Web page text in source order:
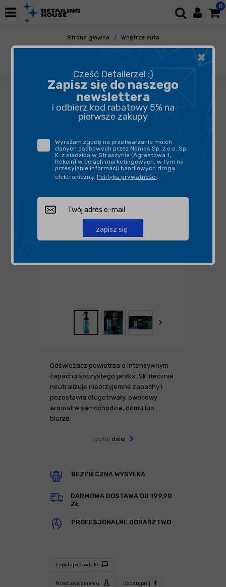
0
Strona główna
Wnętrze auta
Odświeżacze Powietrza
Dyfuzory i Zawieszki
Odświeżacz powietrza o intensywnym
zapachu soczystego jabłka. Skutecznie
neutralizuje nieprzyjemne zapachy i
pozostawia długotrwały, owocowy
aromat w samochodzie, domu lub
biurze.
czytaj dalej
BEZPIECZNA WYSYŁKA
DARMOWA DOSTAWA OD 199,90
ZŁ
PROFESJONALNE DORADZTWO
Zapytaj o produkt
Poleć znajomemu Udostępnij
×
Cześć Detailerze! :)
Zapisz się do naszego
newslettera
i odbierz kod rabatowy 5% na
pierwsze zakupy
Wyrażam zgodę na przetwarzanie moich
danych osobowych przez Nomos Sp. z o.o. Sp.
K. z siedzibą w Straszynie (Agrestowa 1,
Rekcin) w celach marketingowych, w tym na
przesyłanie informacji handlowych drogą
elektroniczną. Polityka prywatności.
zapisz się